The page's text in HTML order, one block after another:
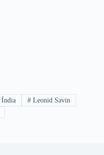
Índia # Leonid Savin